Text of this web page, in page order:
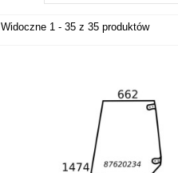
Widoczne 1 - 35 z 35 produktów